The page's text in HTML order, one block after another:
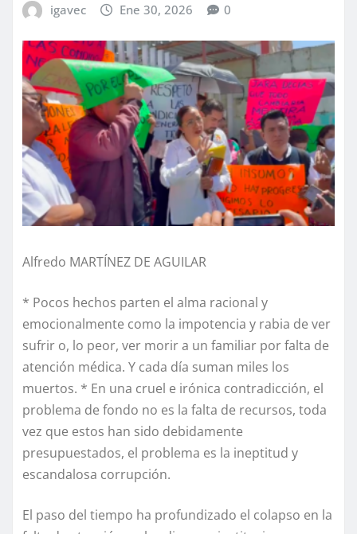
igavec Ene 30, 2026 0
Alfredo MARTÍNEZ DE AGUILAR
* Pocos hechos parten el alma racional y
emocionalmente como la impotencia y rabia de ver
sufrir o, lo peor, ver morir a un familiar por falta de
atención médica. Y cada día suman miles los
muertos. * En una cruel e irónica contradicción, el
problema de fondo no es la falta de recursos, toda
vez que estos han sido debidamente
presupuestados, el problema es la ineptitud y
escandalosa corrupción.
El paso del tiempo ha profundizado el colapso en la